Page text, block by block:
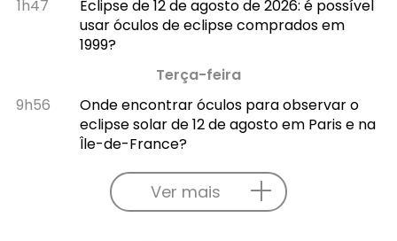
1h47
Eclipse de 12 de agosto de 2026: é possível
usar óculos de eclipse comprados em
1999?
Terça-feira
9h56
Onde encontrar óculos para observar o
eclipse solar de 12 de agosto em Paris e na
Île-de-France?
Ver mais